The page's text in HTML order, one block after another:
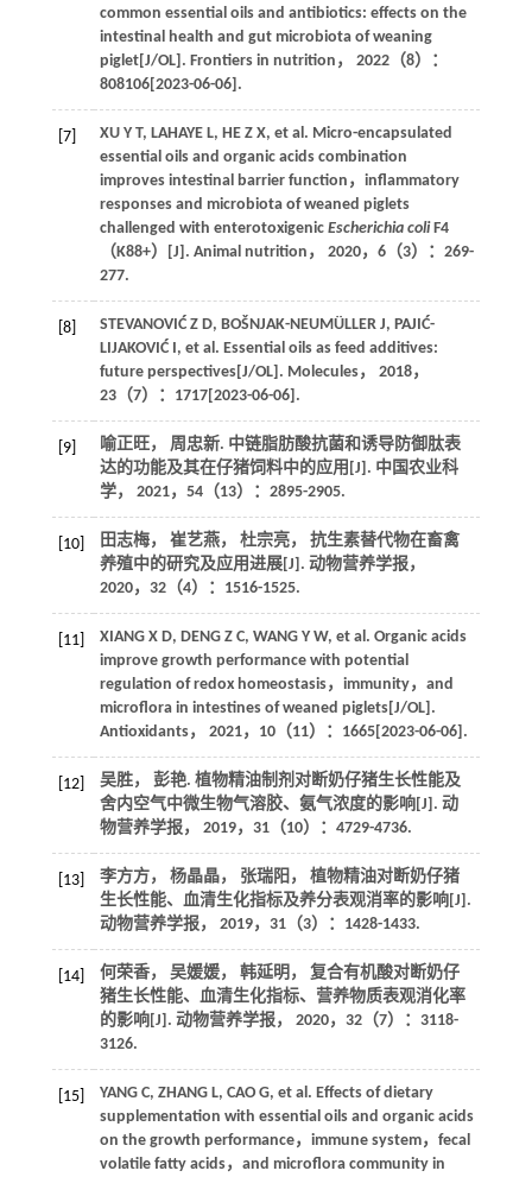
common essential oils and antibiotics: effects on the
intestinal health and gut microbiota of weaning
piglet[J/OL]. Frontiers in nutrition ， 2022（8）：
808106[2023-06-06].
[7] XU Y T, LAHAYE L, HE Z X, et al. Micro-encapsulated
essential oils and organic acids combination
improves intestinal barrier function，inflammatory
responses and microbiota of weaned piglets
challenged with enterotoxigenic Escherichia coliF4
（K88+）[J]. Animal nutrition ， 2020， 6（3）：269-
277.
[8] STEVANOVIĆ Z D, BOŠNJAK-NEUMÜLLER J, PAJIĆ-
LIJAKOVIĆ I, et al. Essential oils as feed additives:
future perspectives[J/OL]. Molecules， 2018，
23（7）：1717[2023-06-06].
[9]
喻正旺， 周忠新. 中链脂肪酸抗菌和诱导防御肽表
达的功能及其在仔猪饲料中的应用[J]. 中国农业科
学， 2021， 54（13）：2895-2905.
[10]
田志梅， 崔艺燕， 杜宗亮， 抗生素替代物在畜禽
养殖中的研究及应用进展[J]. 动物营养学报，
2020， 32（4）：1516-1525.
[11] XIANG X D, DENG Z C, WANG Y W, et al. Organic acids
improve growth performance with potential
regulation of redox homeostasis，immunity，and
microflora in intestines of weaned piglets[J/OL].
Antioxidants， 2021， 10（11）：1665[2023-06-06].
[12]
吴胜， 彭艳. 植物精油制剂对断奶仔猪生长性能及
舍内空气中微生物气溶胶、氨气浓度的影响[J]. 动
物营养学报， 2019， 31（10）：4729-4736.
[13]
李方方， 杨晶晶， 张瑞阳， 植物精油对断奶仔猪
生长性能、血清生化指标及养分表观消率的影响[J].
动物营养学报， 2019， 31（3）：1428-1433.
[14]
何荣香， 吴媛媛， 韩延明， 复合有机酸对断奶仔
猪生长性能、血清生化指标、营养物质表观消化率
的影响[J]. 动物营养学报， 2020， 32（7）：3118-
3126.
[15] YANG C, ZHANG L, CAO G, et al. Effects of dietary
supplementation with essential oils and organic acids
on the growth performance，immune system，fecal
volatile fatty acids，and microflora community in